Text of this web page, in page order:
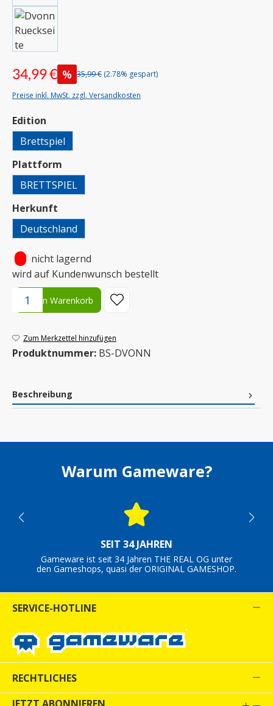
34,99 € % 35,99 € (2.78% gespart)
Preise inkl. MwSt. zzgl. Versandkosten
Edition
Brettspiel
Plattform
BRETTSPIEL
Herkunft
Deutschland
nicht lagernd
wird auf Kundenwunsch bestellt
Produkt Anzahl: Gib den gewünschten Wert ein oder benutze
In den Warenkorb
Zum Merkzettel hinzufügen
Produktnummer: BS-DVONN
Beschreibung
Warum Gameware?
SEIT 34 JAHREN
Gameware ist seit 34 Jahren THE REAL OG unter
den Gameshops, quasi der ORIGINAL GAMESHOP.
SERVICE-HOTLINE
RECHTLICHES